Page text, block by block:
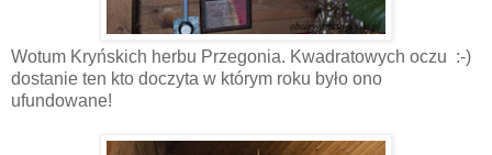
Wotum Kryńskich herbu Przegonia. Kwadratowych oczu :-)
dostanie ten kto doczyta w którym roku było ono
ufundowane!